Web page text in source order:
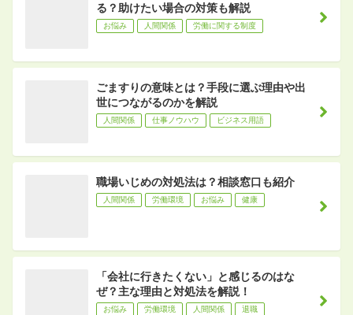
る？助けたい場合の対策も解説
お悩み 人間関係 労働に関する制度
ごますりの意味とは？手段に選ぶ理由や出
世につながるのかを解説
人間関係 仕事ノウハウ ビジネス用語
職場いじめの対処法は？相談窓口も紹介
人間関係 労働環境 お悩み 健康
「会社に行きたくない」と感じるのはな
ぜ？主な理由と対処法を解説！
お悩み 労働環境 人間関係 退職